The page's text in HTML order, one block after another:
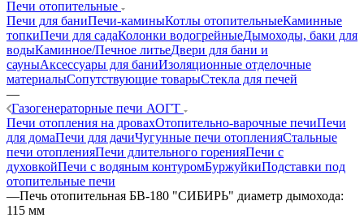
Печи отопительные
Печи для баниПечи-каминыКотлы отопительныеКаминные
топкиПечи для садаКолонки водогрейныеДымоходы, баки для
водыКаминное/Печное литьеДвери для бани и
сауныАксессуары для баниИзоляционные отделочные
материалыСопутствующие товарыСтекла для печей
—
Газогенераторные печи АОГТ
Печи отопления на дровахОтопительно-варочные печиПечи
для домаПечи для дачиЧугунные печи отопленияСтальные
печи отопленияПечи длительного горенияПечи с
духовкойПечи с водяным контуромБуржуйкиПодставки под
отопительные печи
—Печь отопительная БВ-180 "СИБИРЬ" диаметр дымохода:
115 мм